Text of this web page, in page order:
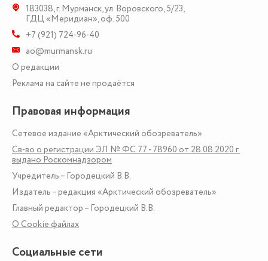
183038,г. Мурманск,ул. Воровского, 5/23,
ГДЦ «Меридиан», оф. 500
+7 (921) 724-96-40
ao@murmansk.ru
О редакции
Реклама на сайте не продаётся
Правовая информация
Сетевое издание «Арктический обозреватель»
Св-во о регистрации ЭЛ № ФС 77 - 78960 от 28.08.2020 г.
выдано Роскомнадзором
Учредитель – Городецкий В.В.
Издатель – редакция «Арктический обозреватель»
Главный редактор – Городецкий В.В.
О Сookie файлах
Социальные сети